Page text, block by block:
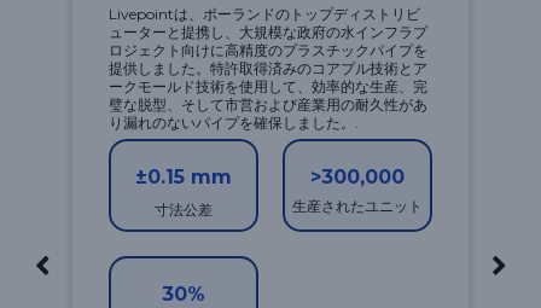
Livepointは、ポーランドのトップディストリビ
ューターと提携し、大規模な政府の水インフラプ
ロジェクト向けに高精度のプラスチックパイプを
提供しました。特許取得済みのコアプル技術とア
ークモールド技術を使用して、効率的な生産、完
璧な脱型、そして市営および産業用の耐久性があ
り漏れのないパイプを確保しました。.
±0.15 mm
寸法公差
>300,000
生産されたユニット
30%